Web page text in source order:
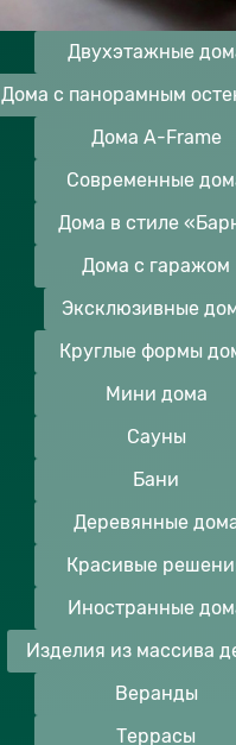
Двухэтажные
Дома с панорамным
Дома A-Frame
Современные
Дома в стиле
Дома с гаражом
Эксклюзивные
Круглые формы
Мини дома
Сауны
Бани
Деревянные
Красивые
Иностранные
Изделия из массива
Веранды
Террасы